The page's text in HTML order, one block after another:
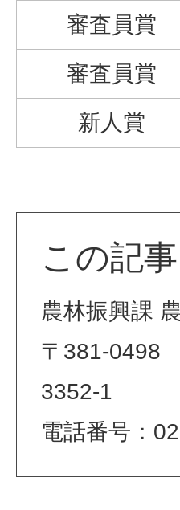
審査員賞
審査員賞
新人賞
この記
農林振興課
〒381-0498
3352-1
電話番号：